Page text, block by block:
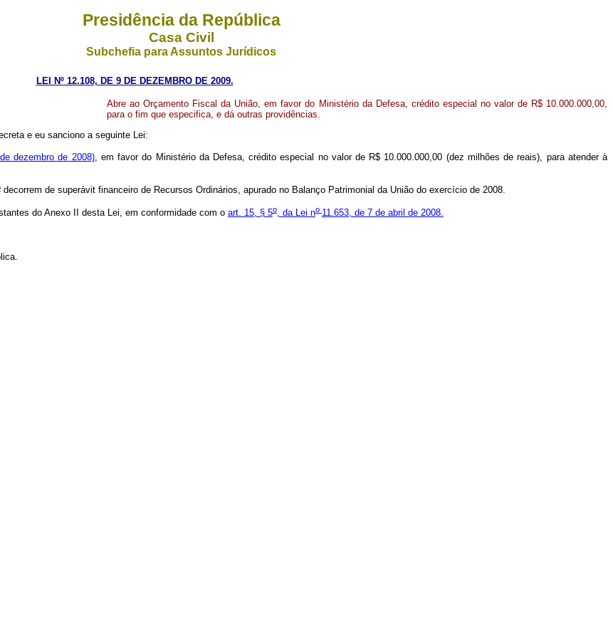
Presidência da República
Casa Civil
Subchefia para Assuntos Jurídicos
LEI Nº 12.108, DE 9 DE DEZEMBRO DE 2009.
Abre ao Orçamento Fiscal da União, em favor do Ministério da Defesa, crédito especial no valor de R$ 10.000.000,00,
para o fim que especifica, e dá outras providências.
e eu sanciono a seguinte Lei:
dezembro de 2008), em favor do Ministério da Defesa, crédito especial no valor de R$ 10.000.000,00 (dez milhões de reais), para atender à
decorrem de superávit financeiro de Recursos Ordinários, apurado no Balanço Patrimonial da União do exercício de 2008.
do Anexo II desta Lei, em conformidade com o art. 15, § 5o, da Lei no 11.653, de 7 de abril de 2008.